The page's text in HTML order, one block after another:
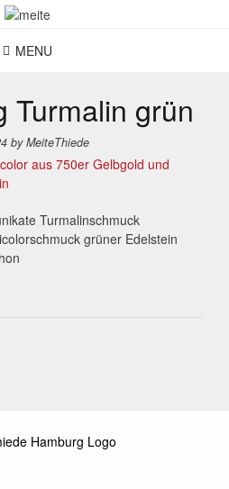
MENU
Turmalin grün
byMeiteThiede
Turmalinschmuck
grüner Edelstein